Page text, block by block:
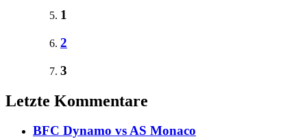
1
2
3
Letzte Kommentare
BFC Dynamo vs AS Monaco